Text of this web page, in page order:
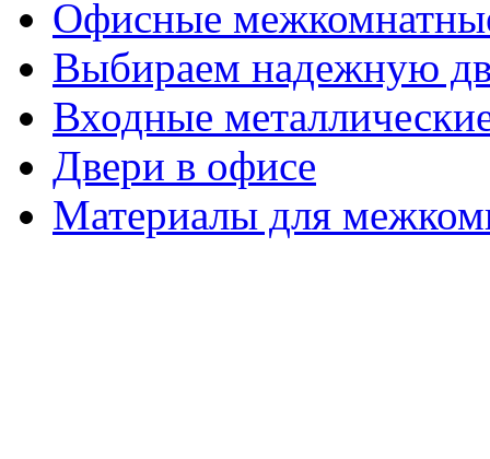
Офисные
Выбираем надежную
Входные
Двери в офисе
Материалы для